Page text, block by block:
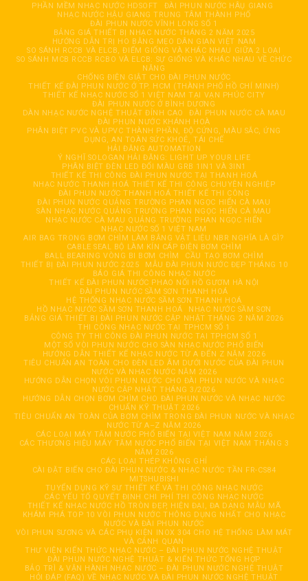
PHẦN MỀM NHẠC NƯỚC HDSOFT
ĐÀI PHUN NƯỚC HÂỤ GIANG
NHẠC NƯỚC HẬU GIANG TRUNG TÂM THÀNH PHỐ
ĐÀI PHUN NƯỚC VĨNH LONG SỐ 1
BẢNG GIÁ THIẾT BỊ NHẠC NƯỚC THÁNG 2 NĂM 2025
HƯỚNG DẪN TRỊ HO BẰNG MẸO DÂN GIAN VIỆT NAM
SO SÁNH RCCB VÀ ELCB, ĐIỂM GIỐNG VÀ KHÁC NHAU GIỮA 2 LOẠI
SO SÁNH MCB RCCB RCBO VÀ ELCB: SỰ GIỐNG VÀ KHÁC NHAU VỀ CHỨC
NĂNG
CHỐNG ĐIỆN GIẬT CHO ĐÀI PHUN NƯỚC
THIẾT KẾ ĐÀI PHUN NƯỚC Ở TP. HCM (THÀNH PHỐ HỒ CHÍ MINH)
THIẾT KẾ NHẠC NƯỚC SỐ 1 VIỆT NAM TẠI VẠN PHÚC CITY
ĐÀI PHUN NƯỚC Ở BÌNH DƯƠNG
DÀN NHẠC NƯỚC NGHỆ THUẬT ĐỈNH CAO
ĐÀI PHUN NƯỚC CÀ MAU
ĐÀI PHUN NƯỚC KHÁNH HOÀ
PHÂN BIỆT PVC VÀ UPVC THÀNH PHẦN, ĐỘ CỨNG, MÀU SẮC, ỨNG
DỤNG, AN TOÀN SỨC KHOẺ, TÁI CHẾ
HẢI ĐĂNG AUTOMATION
Ý NGHĨ SOLOGAN HẢI ĐĂNG: LIGHT UP YOUR LIFE
PHÂN BIỆT ĐÈN LED ĐỔI MÀU GRB 1IN1 VÀ 3IN1
THIẾT KẾ THI CÔNG ĐÀI PHUN NƯỚC TẠI THANH HOÁ
NHẠC NƯỚC THANH HOÁ THIẾT KẾ THI CÔNG CHUYÊN NGHIỆP
ĐÀI PHUN NƯỚC THANH HOÁ THIẾT KẾ THI CÔNG
ĐÀI PHUN NƯỚC QUẢNG TRƯỜNG PHAN NGỌC HIỂN CÀ MAU
SÀN NHẠC NƯỚC QUẢNG TRƯỜNG PHAN NGỌC HIỂN CÀ MAU
NHẠC NƯỚC CÀ MAU QUẢNG TRƯỜNG PHAN NGỌC HIỂN
NHẠC NƯỚC SỐ 1 VIỆT NAM
AIR BAG TRONG BƠM CHÌM LÀM BẰNG VẬT LIỆU NBR NGHĨA LÀ GÌ?
CABLE SEAL BỘ LÀM KÍN CÁP ĐIỆN BƠM CHÌM
BALL BEARING VÒNG BI BƠM CHÌM
CẦU TẠO BƠM CHÌM
THIẾT BỊ ĐÀI PHUN NƯỚC 2025
MẪU ĐÀI PHUN NƯỚC ĐẸP THÁNG 10
BÁO GIÁ THI CÔNG NHẠC NƯỚC
THIẾT KẾ ĐÀI PHUN NƯỚC PHAO NỔI HỒ GƯƠM HÀ NỘI
ĐÀI PHUN NƯỚC SẦM SƠN THANH HOÁ
HỆ THỐNG NHẠC NƯỚC SẦM SƠN THANH HOÁ
HỒ NHẠC NƯỚC SẦM SƠN THANH HOÁ
NHẠC NƯỚC SẦM SƠN
BẢNG GIÁ THIẾT BỊ ĐÀI PHUN NƯỚC CẬP NHẬT THÁNG 2 NĂM 2026
THI CÔNG NHẠC NƯỚC TẠI TPHCM SỐ 1
CÔNG TY THI CÔNG ĐÀI PHUN NƯỚC TẠI TPHCM SỐ 1
MỘT SỐ VÒI PHUN NƯỚC CHO SÀN NHẠC NƯỚC PHỔ BIẾN
HƯỚNG DẪN THIẾT KẾ NHẠC NƯỚC TỪ A ĐẾN Z NĂM 2026
TIÊU CHUẨN AN TOÀN CHO ĐÈN LED ÂM DƯỚI NƯỚC CỦA ĐÀI PHUN
NƯỚC VÀ NHẠC NƯỚC NĂM 2026
HƯỚNG DẪN CHỌN VÒI PHUN NƯỚC CHO ĐÀI PHUN NƯỚC VÀ NHẠC
NƯỚC CẬP NHẬT THÁNG 3/2026
HƯỚNG DẪN CHỌN BƠM CHÌM CHO ĐÀI PHUN NƯỚC VÀ NHẠC NƯỚC
CHUẨN KỸ THUẬT 2026
TIÊU CHUẨN AN TOÀN CỦA BƠM CHÌM TRONG ĐÀI PHUN NƯỚC VÀ NHẠC
NƯỚC TỪ A–Z NĂM 2026
CÁC LOẠI MÁY TĂM NƯỚC PHỔ BIẾN TẠI VIỆT NAM NĂM 2026
CÁC THƯƠNG HIỆU MÁY TĂM NƯỚC PHỔ BIẾN TẠI VIỆT NAM THÁNG 3
NĂM 2026
CÁC LOẠI THÉP KHÔNG GHỈ
CÀI ĐẶT BIẾN CHO ĐÀI PHUN NƯỚC & NHẠC NƯỚC TẦN FR-CS84
MITSHUBISHI
TUYỂN DỤNG KỸ SƯ THIẾT KẾ VÀ THI CÔNG NHẠC NƯỚC
CÁC YẾU TỐ QUYẾT ĐỊNH CHI PHÍ THI CÔNG NHẠC NƯỚC
THIẾT KẾ NHẠC NƯỚC HỒ TRÒN ĐẸP, HIỆN ĐẠI, ĐA DẠNG MẪU MÃ
KHÁM PHÁ TOP 10 VÒI PHUN NƯỚC THÔNG DỤNG NHẤT CHO NHẠC
NƯỚC VÀ ĐÀI PHUN NƯỚC
VÒI PHUN SƯƠNG VÀ CÁC PHỤ KIỆN INOX 304 CHO HỆ THỐNG LÀM MÁT
VÀ CẢNH QUAN
THƯ VIỆN KIẾN THỨC NHẠC NƯỚC – ĐÀI PHUN NƯỚC NGHỆ THUẬT
ĐÀI PHUN NƯỚC NGHỆ THUẬT & KIẾN THỨC TỔNG HỢP
BẢO TRÌ & VẬN HÀNH NHẠC NƯỚC – ĐÀI PHUN NƯỚC NGHỆ THUẬT
HỎI ĐÁP (FAQ) VỀ NHẠC NƯỚC VÀ ĐÀI PHUN NƯỚC NGHỆ THUẬT